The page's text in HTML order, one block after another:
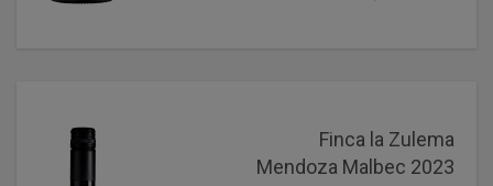
Finca la Zulema
Mendoza Malbec 2023